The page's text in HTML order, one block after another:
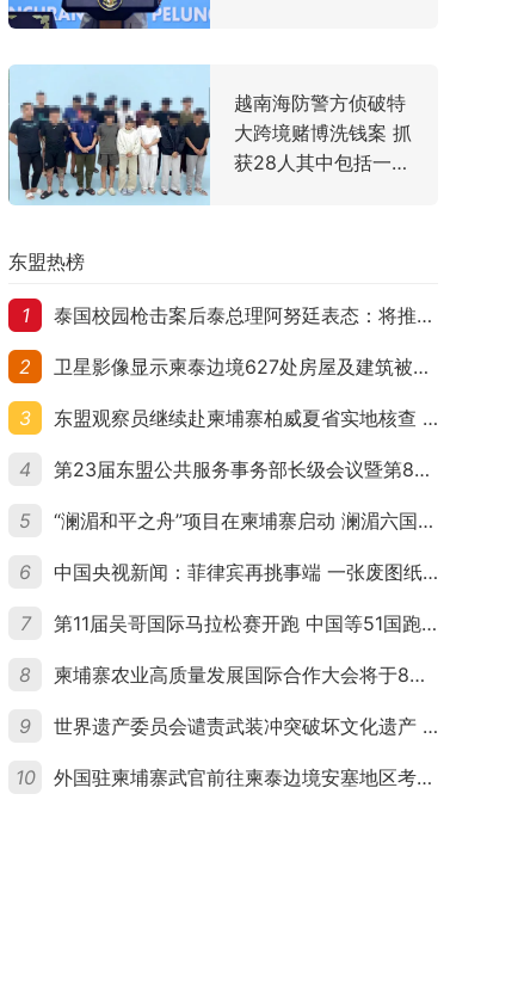
越南海防警方侦破特
大跨境赌博洗钱案 抓
获28人其中包括一名
东盟热榜
1 泰国校园枪击案后泰总理阿努廷表态：将推动修法严控民众携枪
2 卫星影像显示柬泰边境627处房屋及建筑被夷平 人权组织呼吁保护平民财产
3 东盟观察员继续赴柬埔寨柏威夏省实地核查 走访遭袭柬埔寨平民村庄
4 第23届东盟公共服务事务部长级会议暨第8届东盟与中日韩公共服务事务部长级会议在柬埔寨暹粒开幕
5 “澜湄和平之舟”项目在柬埔寨启动 澜湄六国青年共话和平与发展
6 中国央视新闻：菲律宾再挑事端 一张废图纸划不走中国黄岩岛
7 第11届吴哥国际马拉松赛开跑 中国等51国跑者齐聚暹粒
8 柬埔寨农业高质量发展国际合作大会将于8月20日举行
9 世界遗产委员会谴责武装冲突破坏文化遗产 柬埔寨呼吁依法追责并加强国际合作
10 外国驻柬埔寨武官前往柬泰边境安塞地区考察 柬方介绍“危险握手”事件及边境情况